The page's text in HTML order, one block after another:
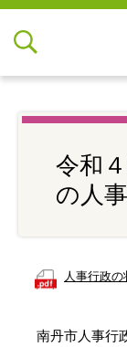
令和
の人
人事行政の
南丹市人事行